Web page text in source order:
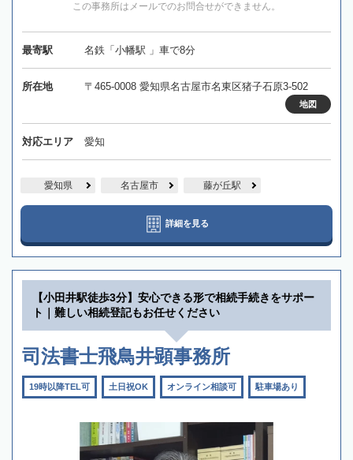
この事務所はメールでのお問合せができません。
最寄駅 名鉄「小幡駅 」車で8分
所在地 〒465-0008 愛知県名古屋市名東区猪子石原3-502
地図
対応エリア 愛知
愛知県 名古屋市 藤が丘駅
詳細を見る
【小田井駅徒歩3分】安心できる形で相続手続きをサポー
ト｜難しい相続登記もお任せください
司法書士飛鳥井顕事務所
19時以降TEL可 土日祝OK オンライン相談可 駐車場あり